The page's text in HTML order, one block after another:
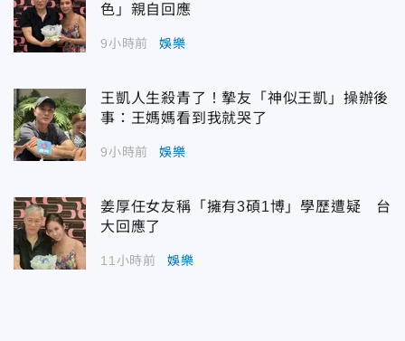
色」親自回應
9小時前 娛樂
王凱人生殺青了！摯友「神似王凱」操辦後
事：王媽媽看到我就哭了
9小時前 娛樂
姜厚任女友稱「擁有3碩1博」學歷遭疑 台
大回應了
11小時前 娛樂